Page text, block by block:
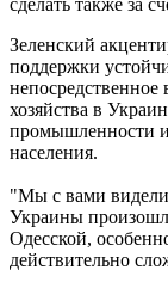
Зеленский
поддержки
непосредственное
хозяйства в
промышленности и
населения.
"Мы с вами
Украины
Одесской,
действительно